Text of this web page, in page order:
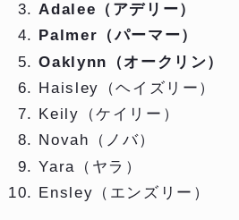
Adalee（アデリー）
Palmer（パーマー）
Oaklynn（オークリン）
Haisley（ヘイズリー）
Keily（ケイリー）
Novah（ノバ）
Yara（ヤラ）
Ensley（エンズリー）